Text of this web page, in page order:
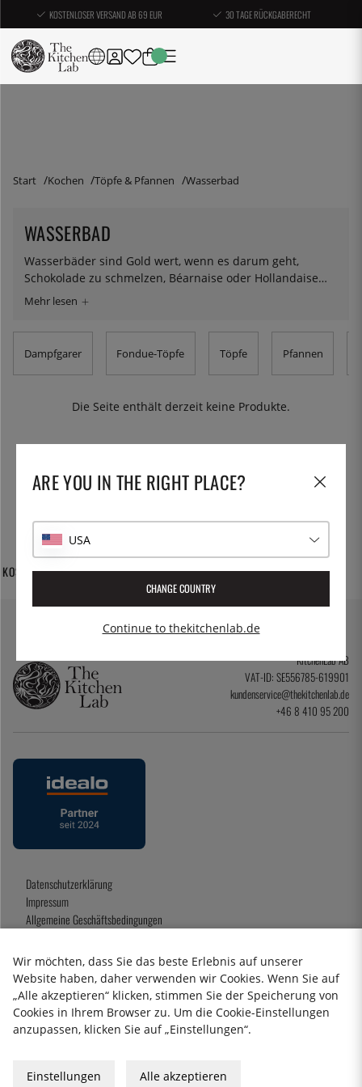
KOSTENLOSER VERSAND AB 69 EUR 30 TAGE RÜCKGABERECHT
Start Kochen Töpfe & Pfannen Wasserbad
WASSERBAD
Wasserbäder sind Gold wert, wenn es darum geht,
Schokolade zu schmelzen, Béarnaise oder Hollandaise
zuzubereiten oder einfach nur etwas warm zu halten,
die Wärme vom Wasserdampf und nicht direkt vom Ofen
kommt, erhalten Sie eine sanfte und dennoch effektive
Wärme. Sie können auch Schalen mit rundem Boden
verwenden, was die Handhabung erleichtert. Hier finden
das Kochen vereinfachen.
Dampfgarer Fondue-Töpfe Töpfe Pfannen
Die Seite enthält derzeit keine Produkte.
KOSTENLOSER VERSAND
TAUSENDE VON
30 TAGE
KitchenLab AB
VAT-ID: SE556785-619901
kundenservice@thekitchenlab.de
+46 8 410 95 200
Datenschutzerklärung
Impressum
Allgemeine Geschäftsbedingungen
2026 KitchenLab AB
Wir möchten, dass Sie das beste Erlebnis auf unserer
Website haben, daher verwenden wir Cookies. Wenn Sie auf
„Alle akzeptieren“ klicken, stimmen Sie der Speicherung von
Cookies in Ihrem Browser zu. Um die Cookie-Einstellungen
anzupassen, klicken Sie auf „Einstellungen“.
Einstellungen Alle akzeptieren
ARE YOU IN THE RIGHT PLACE?
USA
CHANGE COUNTRY
Continue to thekitchenlab.de